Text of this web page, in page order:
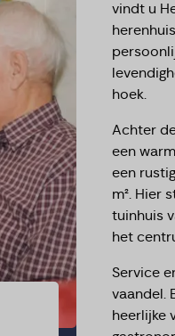
vindt u
hoek.
Achter
een
een
m². Hier
tuinhuis
het
Service
vaandel.
heerlijke